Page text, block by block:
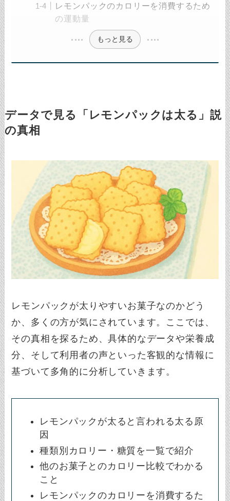
レモンパックのカロリーを消費するため
の運動量
もっと見る
データで見る「レモンパックは太る」説
の真相
レモンパックが太りやすいお菓子なのかどう
か、多くの方が気にされています。ここでは、
その真相を探るため、具体的なデータや栄養成
分、そして利用者の声といった客観的な情報に
基づいて多角的に分析していきます。
レモンパックが太ると言われる太る原
因
種類別カロリー・糖質を一覧で紹介
他のお菓子とのカロリー比較でわかる
こと
レモンパックのカロリーを消費するた